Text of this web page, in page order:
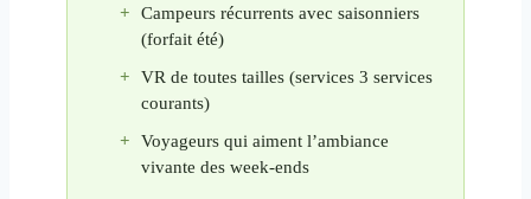
Campeurs récurrents avec saisonniers
(forfait été)
VR de toutes tailles (services 3 services
courants)
Voyageurs qui aiment l’ambiance
vivante des week-ends